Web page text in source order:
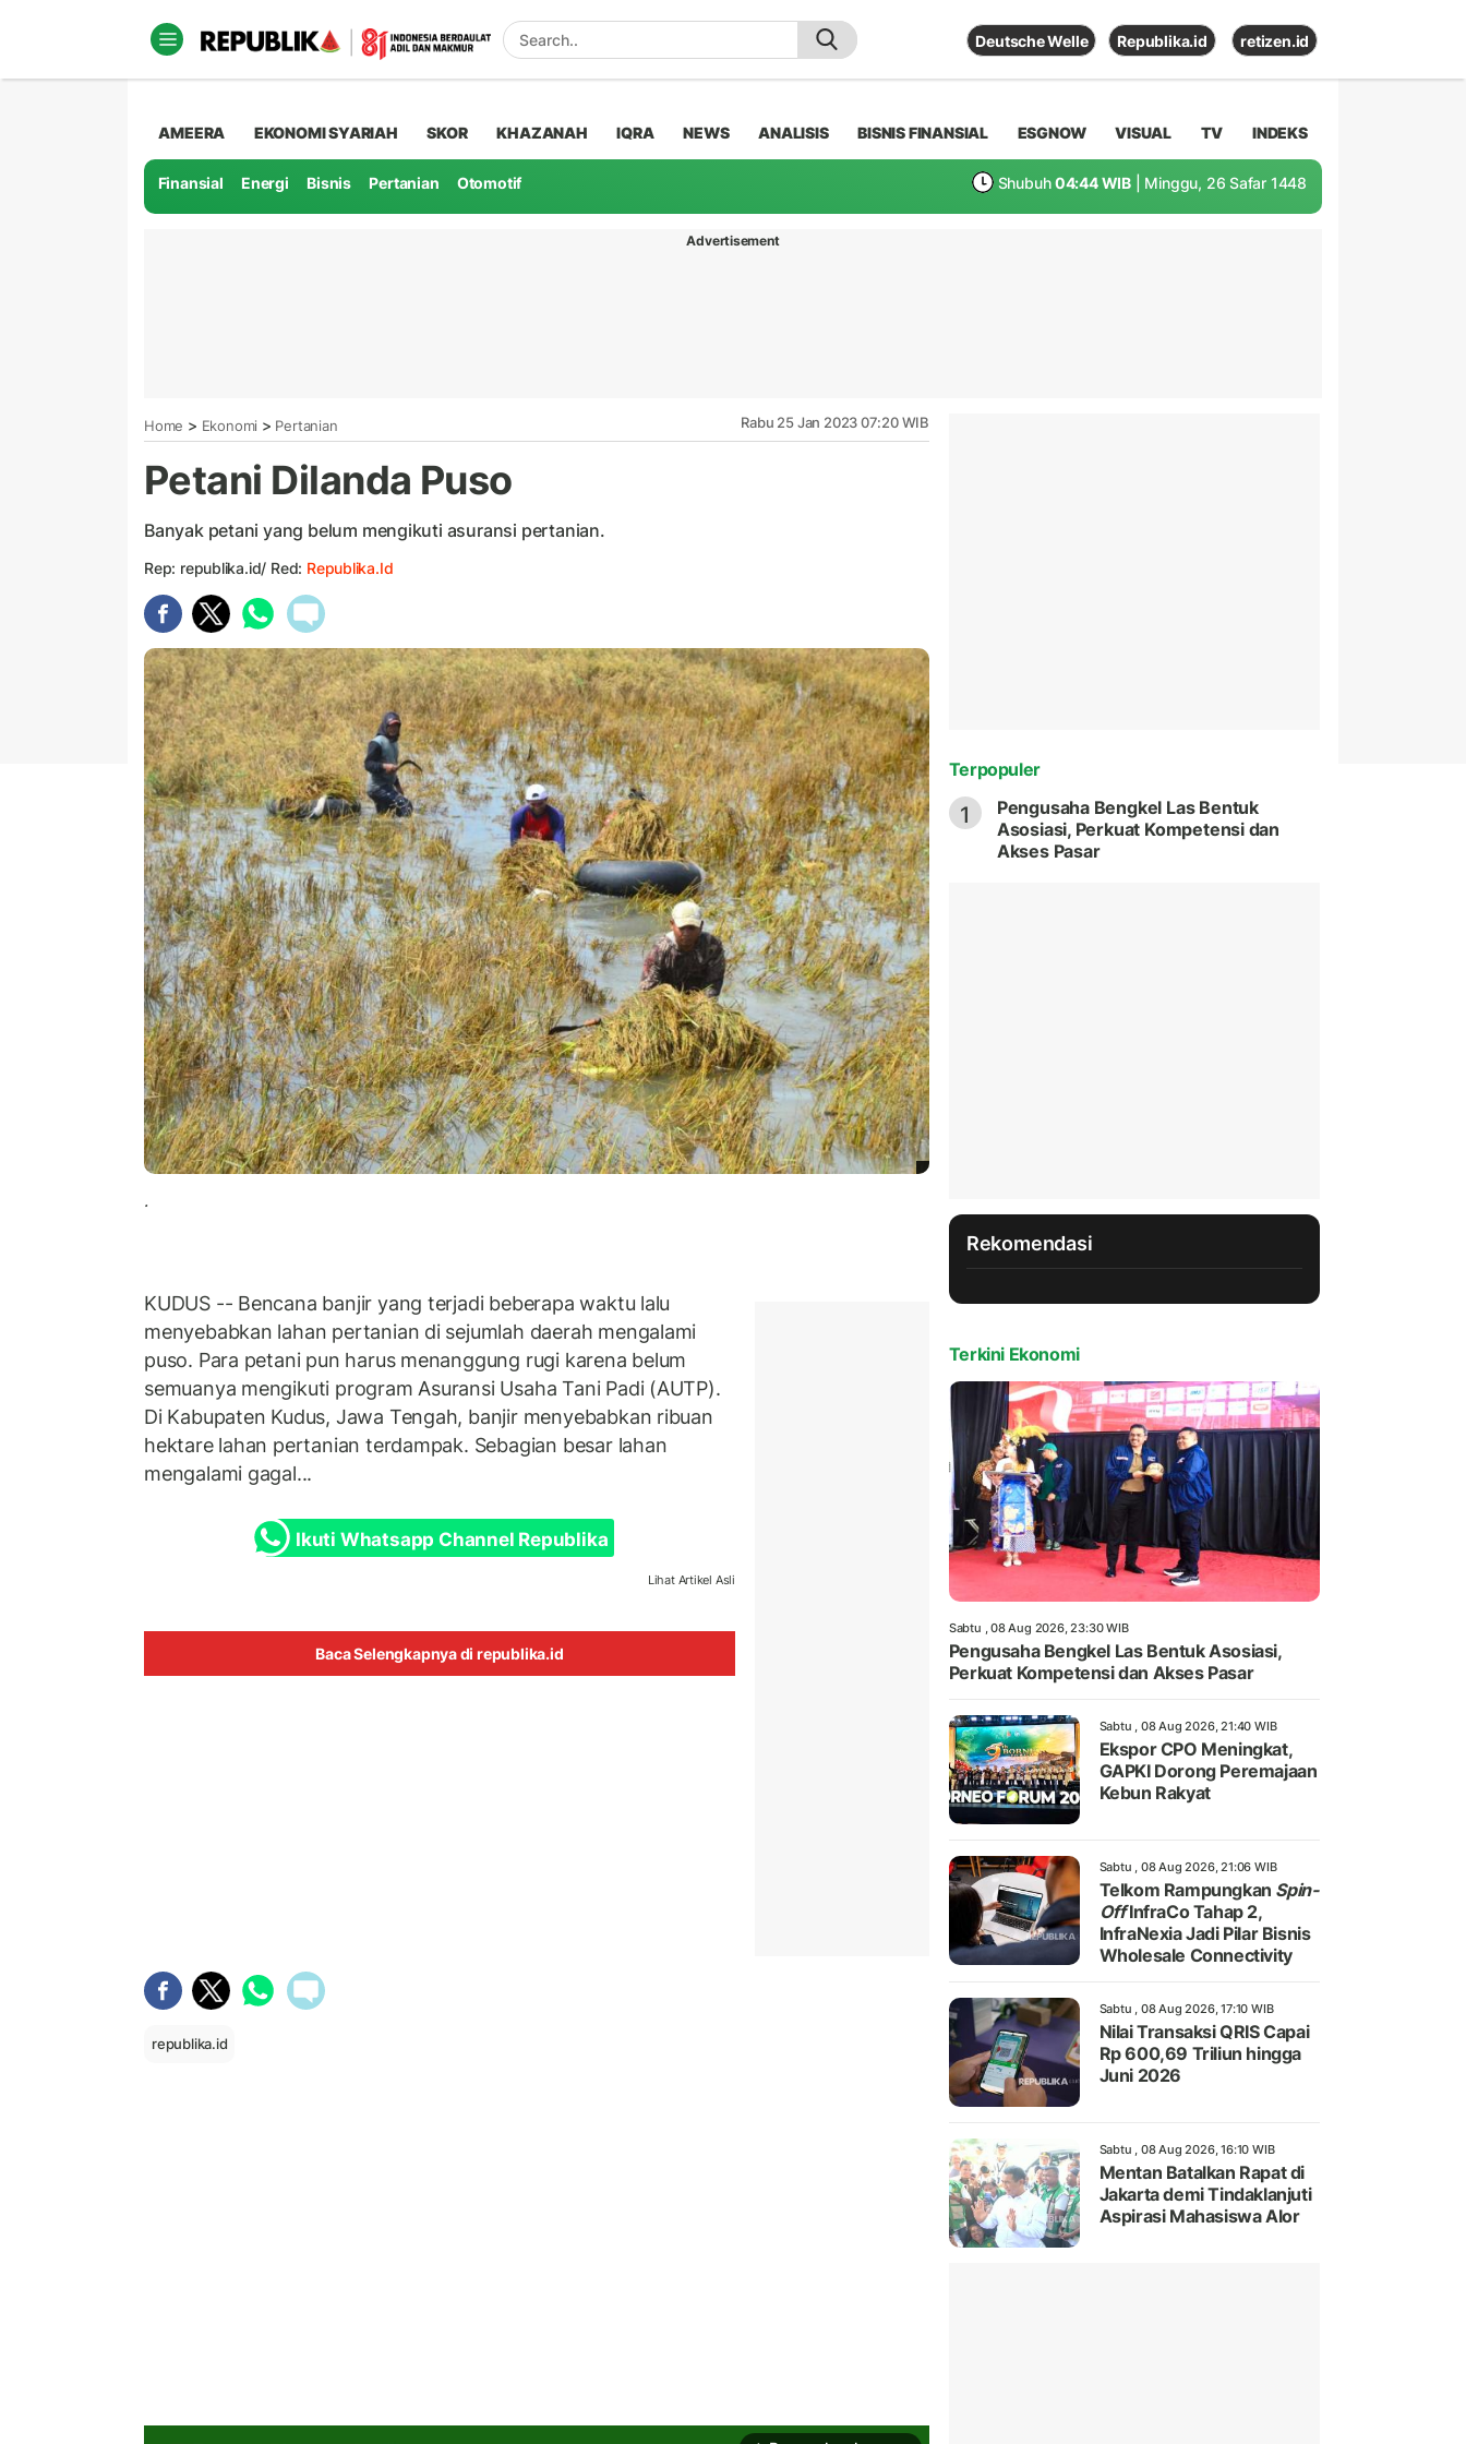
Deutsche Welle Republika.id retizen.id
AMEERA EKONOMI SYARIAH SKOR KHAZANAH IQRA NEWS ANALISIS BISNIS FINANSIAL ESGNOW VISUAL TV INDEKS
Finansial Energi Bisnis Pertanian Otomotif Shubuh 04:44 WIB | Minggu, 26 Safar 1448
Advertisement
Home > Ekonomi > Pertanian Rabu 25 Jan 2023 07:20 WIB
Petani Dilanda Puso
Banyak petani yang belum mengikuti asuransi pertanian.
Rep: republika.id/ Red: Republika.id
.
KUDUS -- Bencana banjir yang terjadi beberapa waktu lalu
menyebabkan lahan pertanian di sejumlah daerah mengalami
puso. Para petani pun harus menanggung rugi karena belum
semuanya mengikuti program Asuransi Usaha Tani Padi (AUTP).
Di Kabupaten Kudus, Jawa Tengah, banjir menyebabkan ribuan
hektare lahan pertanian terdampak. Sebagian besar lahan
mengalami gagal...
Ikuti Whatsapp Channel Republika
Lihat Artikel Asli
Baca Selengkapnya di republika.id
republika.id
Terpopuler
1
Pengusaha Bengkel Las Bentuk
Asosiasi, Perkuat Kompetensi dan
Akses Pasar
Rekomendasi
Terkini Ekonomi
Sabtu , 08 Aug 2026, 23:30 WIB
Pengusaha Bengkel Las Bentuk Asosiasi,
Perkuat Kompetensi dan Akses Pasar
Sabtu , 08 Aug 2026, 21:40 WIB
Ekspor CPO Meningkat,
GAPKI Dorong Peremajaan
Kebun Rakyat
Sabtu , 08 Aug 2026, 21:06 WIB
Telkom Rampungkan Spin-
OffInfraCo Tahap 2,
InfraNexia Jadi Pilar Bisnis
Wholesale Connectivity
Sabtu , 08 Aug 2026, 17:10 WIB
Nilai Transaksi QRIS Capai
Rp 600,69 Triliun hingga
Juni 2026
Sabtu , 08 Aug 2026, 16:10 WIB
Mentan Batalkan Rapat di
Jakarta demi Tindaklanjuti
Aspirasi Mahasiswa Alor